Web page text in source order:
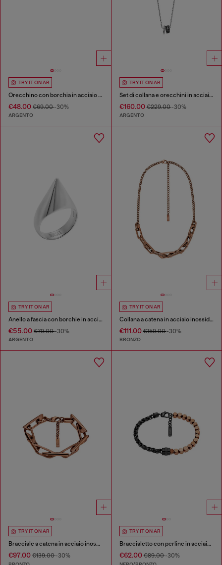
TRY IT ON AR
Orecchino con borchia in acciaio inossidabile
€48.00 €69.00-30%
ARGENTO
TRY IT ON AR
Set di collana e orecchini in acciaio inossidabile
€160.00€229.00-30%
ARGENTO
TRY IT ON AR
Anello a fascia con borchie in acciaio inossidabile
€55.00 €79.00-30%
ARGENTO
TRY IT ON AR
Collana a catena in acciaio inossidabile
€111.00€159.00-30%
BRONZO
TRY IT ON AR
Bracciale a catena in acciaio inossidabile
€97.00 €139.00-30%
TRY IT ON AR
Braccialetto con perline in acciaio inossidabile e ematite
€62.00€89.00-30%